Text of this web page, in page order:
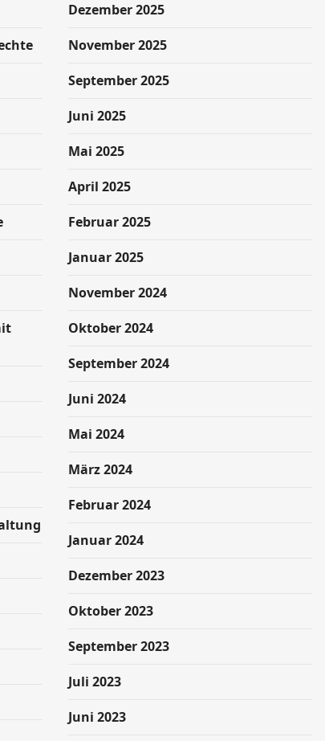
Dezember 2025
November 2025
September 2025
Juni 2025
Mai 2025
April 2025
Februar 2025
Januar 2025
November 2024
Oktober 2024
September 2024
Juni 2024
Mai 2024
März 2024
Februar 2024
Januar 2024
Dezember 2023
Oktober 2023
September 2023
Juli 2023
Juni 2023